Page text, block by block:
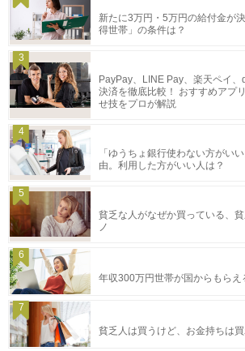
新たに3万円・5万円の給付金が
得世帯」の条件は？
3
PayPay、LINE Pay、楽天ペイ
決済を徹底比較！ おすすめアプ
せ技をプロが解説
4
「ゆうちょ銀行使わない方がい
由。利用した方がいい人は？
5
貧乏な人がなぜか買っている、
ノ
6
年収300万円世帯が国からもら
7
貧乏人は買うけど、お金持ちは